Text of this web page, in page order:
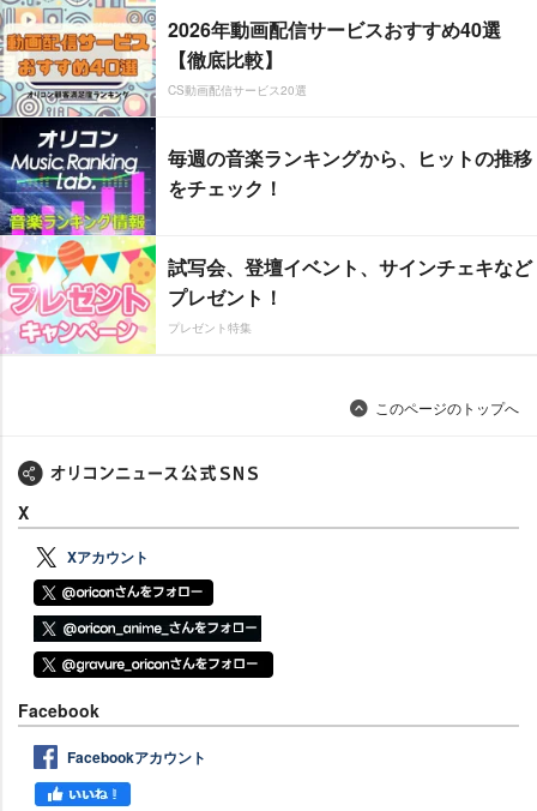
2026年動画配信サービスおすすめ40選
【徹底比較】
CS動画配信サービス20選
毎週の音楽ランキングから、ヒットの推移
をチェック！
試写会、登壇イベント、サインチェキなど
プレゼント！
プレゼント特集
このページのトップへ
X
Xアカウント
Facebook
Facebookアカウント